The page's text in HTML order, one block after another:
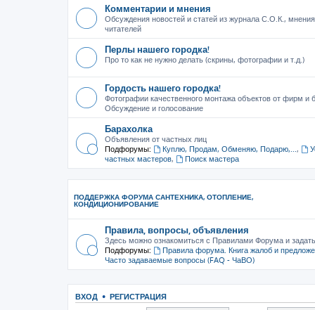
Комментарии и мнения
Обсуждения новостей и статей из журнала С.О.К., мнения
читателей
Перлы нашего городка!
Про то как не нужно делать (скрины, фотографии и т.д.)
Гордость нашего городка!
Фотографии качественного монтажа объектов от фирм и
Обсуждение и голосование
Барахолка
Объявления от частных лиц
Подфорумы:
Куплю, Продам, Обменяю, Подарю,...,
частных мастеров, Поиск мастера
ПОДДЕРЖКА ФОРУМА САНТЕХНИКА, ОТОПЛЕНИЕ,
КОНДИЦИОНИРОВАНИЕ
Правила, вопросы, объявления
Здесь можно ознакомиться с Правилами Форума и
Подфорумы:
Правила форума. Книга жалоб и
Часто задаваемые вопросы (FAQ - ЧаВО)
ВХОД • РЕГИСТРАЦИЯ